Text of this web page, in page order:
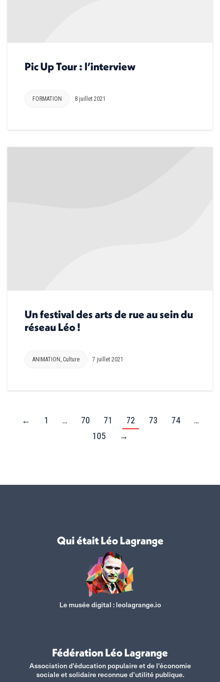
Pic Up Tour : l’interview
FORMATION 8 juillet 2021
Un festival des arts de rue au sein du
réseau Léo !
ANIMATION , Culture 7 juillet 2021
← 1 … 70 71 72 73 74
…
105
→
Qui était Léo Lagrange
Le musée digital : leolagrange.io
Fédération Léo Lagrange
Association d'éducation populaire et de l'économie
sociale et solidaire reconnue d’utilité publique.